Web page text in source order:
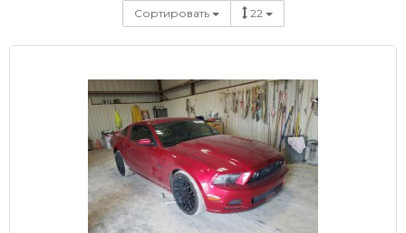
Сортировать 22